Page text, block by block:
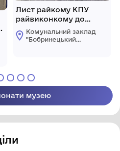
Лист райкому КПУ
райвиконкому до
працівників с/г.
Комунальний заклад
"Бобринецький
Бобринецької
міської ради
музею